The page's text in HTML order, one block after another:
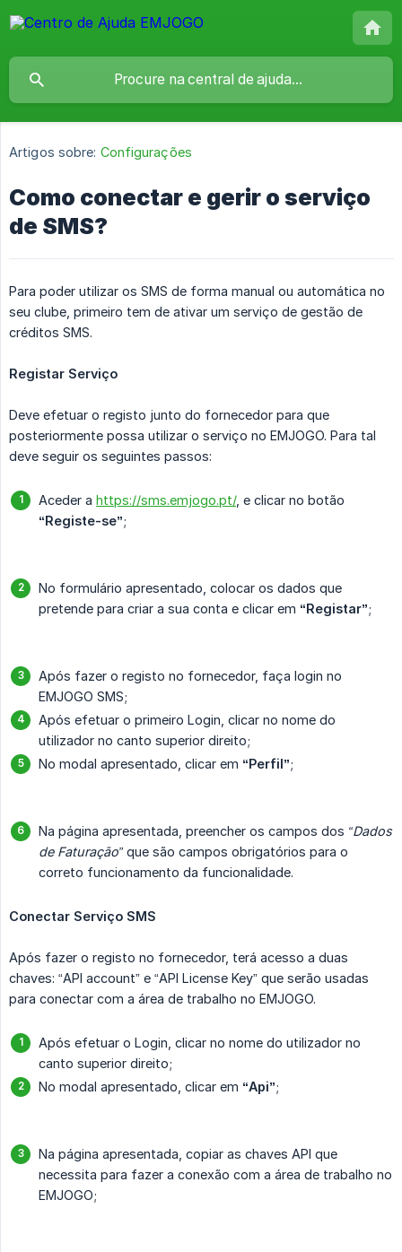
Artigos sobre: Configurações
Como conectar e gerir o serviço
de SMS?
Para poder utilizar os SMS de forma manual ou automática no
seu clube, primeiro tem de ativar um serviço de gestão de
créditos SMS.
Registar Serviço
Deve efetuar o registo junto do fornecedor para que
posteriormente possa utilizar o serviço no EMJOGO. Para tal
deve seguir os seguintes passos:
Aceder a https://sms.emjogo.pt/, e clicar no botão
“Registe-se”;
No formulário apresentado, colocar os dados que
pretende para criar a sua conta e clicar em “Registar”;
Após fazer o registo no fornecedor, faça login no
EMJOGO SMS;
Após efetuar o primeiro Login, clicar no nome do
utilizador no canto superior direito;
No modal apresentado, clicar em “Perfil”;
Na página apresentada, preencher os campos dos “Dados
de Faturação” que são campos obrigatórios para o
correto funcionamento da funcionalidade.
Conectar Serviço SMS
Após fazer o registo no fornecedor, terá acesso a duas
chaves: “API account” e “API License Key” que serão usadas
para conectar com a área de trabalho no EMJOGO.
Após efetuar o Login, clicar no nome do utilizador no
canto superior direito;
No modal apresentado, clicar em “Api”;
Na página apresentada, copiar as chaves API que
necessita para fazer a conexão com a área de trabalho no
EMJOGO;